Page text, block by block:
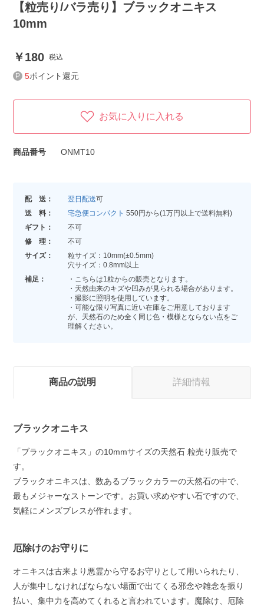
【粒売り/バラ売り】ブラックオニキス
10mm
180 税込
5ポイント還元
お気に入りに入れる
商品番号 ONMT10
配 送： 翌日配送可
送 料：
宅急便コンパクト 550円から(1万円以上で送料無料)
ギフト：
不可
修 理：
不可
サイズ：
粒サイズ：10mm(±0.5mm)
穴サイズ：0.8mm以上
補足：
・こちらは1粒からの販売となります。
・天然由来のキズや凹みが見られる場合があります。
・撮影に照明を使用しています。
・可能な限り写真に近い在庫をご用意しております
が、天然石のため全く同じ色・模様とならない点をご
理解ください。
商品の説明 詳細情報
ブラックオニキス
「ブラックオニキス」の10mmサイズの天然石 粒売り販売で
す。
ブラックオニキスは、数あるブラックカラーの天然石の中で、
最もメジャーなストーンです。お買い求めやすい石ですので、
気軽にメンズブレスが作れます。
厄除けのお守りに
オニキスは古来より悪霊から守るお守りとして用いられたり、
人が集中しなければならない場面で出てくる邪念や雑念を振り
払い、集中力を高めてくれると言われています。魔除け、厄除